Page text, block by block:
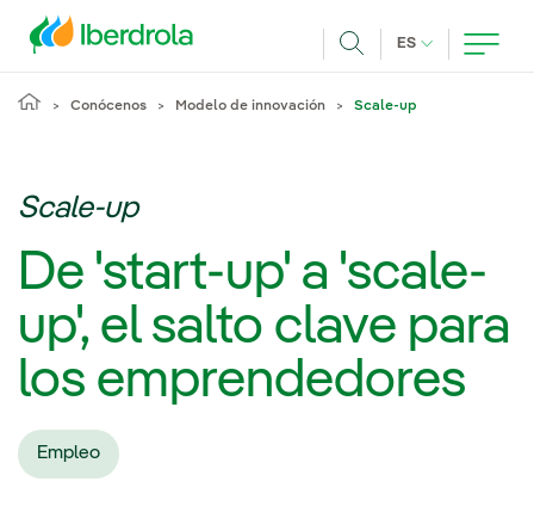
ES IDIOMA
Conócenos Modelo de innovación Scale-up
Scale-up
De 'start-up' a 'scale-
up', el salto clave para
los emprendedores
Empleo